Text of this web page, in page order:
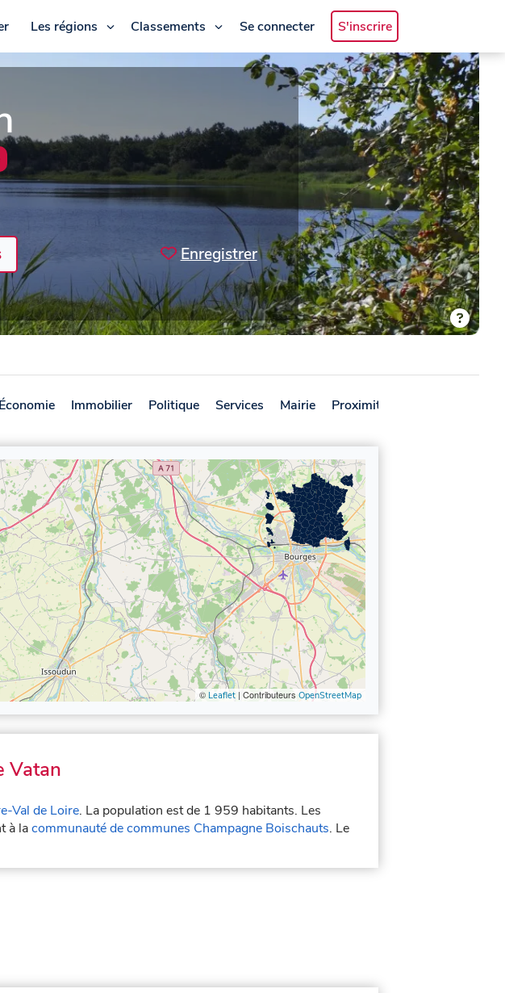
Les régions Classements Se connecter S'inscrire
Enregistrer
Économie Immobilier Politique Services Mairie Proximité
© Leaflet | Contributeurs OpenStreetMap
Vatan
Val de Loire. La population est de 1 959 habitants. Les
à lacommunauté de communes Champagne Boischauts. Le